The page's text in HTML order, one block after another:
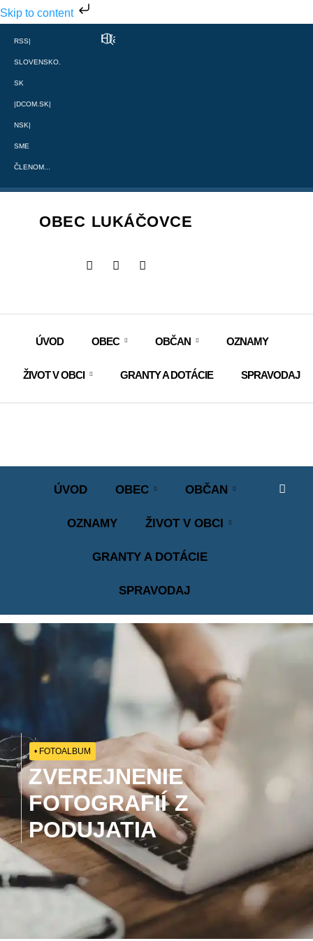
Skip to content
RSS|
SLOVENSKO.
SK
|DCOM.SK|
NSK|
SME
ČLENOM...
OBEC LUKÁČOVCE
ÚVOD OBEC OBČAN OZNAMY
ŽIVOT V OBCI GRANTY A DOTÁCIE SPRAVODAJ
ÚVOD OBEC OBČAN
OZNAMY ŽIVOT V OBCI
GRANTY A DOTÁCIE
SPRAVODAJ
• FOTOALBUM
ZVEREJNENIE
FOTOGRAFIÍ Z
PODUJATIA